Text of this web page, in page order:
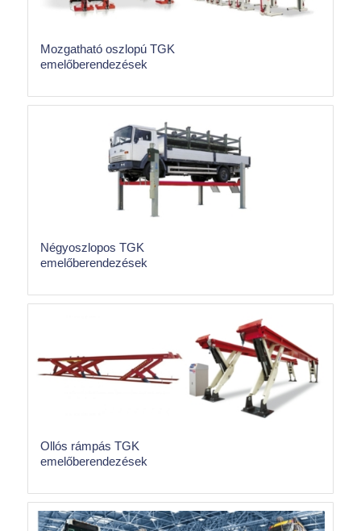
Mozgatható oszlopú TGK
emelőberendezések
Négyoszlopos TGK
emelőberendezések
Ollós rámpás TGK
emelőberendezések